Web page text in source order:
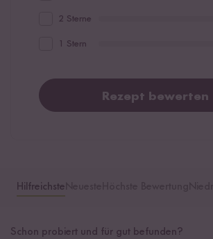
2 Sterne
1 Stern
Rezept bewerten
Hilfreichste
Schon probiert und für gut befunden?